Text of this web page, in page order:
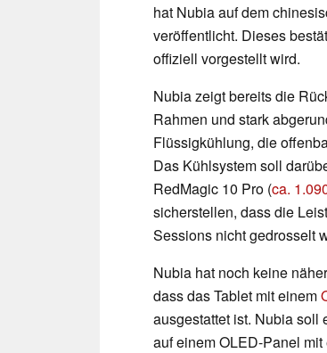
hat Nubia auf dem
veröffentlicht. Dieses
offiziell vorgestellt wird.
Nubia zeigt bereits die
Rahmen und stark
Flüssigkühlung, die
Das Kühlsystem soll
RedMagic 10 Pro (ca.
sicherstellen, dass die
Sessions nicht gedrosselt
Nubia hat noch keine
dass das Tablet mit einem
ausgestattet ist. Nubia
auf einem OLED-Panel